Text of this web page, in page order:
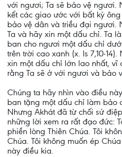
với ngươi; Ta sẽ bảo vệ ngươi.
kết các giao ước với bất kỳ
bảo vệ dân và triều đại ngươi.
Ta và hãy xin một dấu chỉ. Ta
ban cho ngươi một dấu chỉ
trên trời cao xanh (x. Is 7,10-
xin một dấu chỉ lớn lao nhất,
rằng Ta sẽ ở với ngươi và bảo
Chúng ta hãy nhìn vào điều
ban tặng một dấu chỉ làm bảo
Nhưng Akhát đã từ chối sứ
những lời xem ra rất đạo đức:
phiền lòng Thiên Chúa. Tôi
Chúa. Tôi không muốn ép
này điều kia.